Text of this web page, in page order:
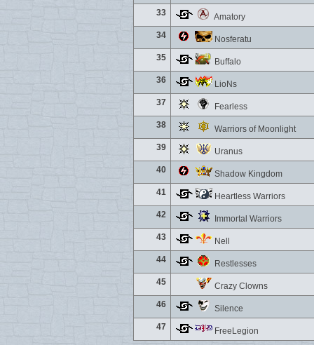
33
Amatory
34
Nosferatu
35
Buffalo
36
LioNs
37
Fearless
38
Warriors of Moonlight
39
Uranus
40
Shadow Kingdom
41
Heartless Warriors
42
Immortal Warriors
43
Nell
44
Restlesses
45
Crazy Clowns
46
Silence
47
FreeLegion